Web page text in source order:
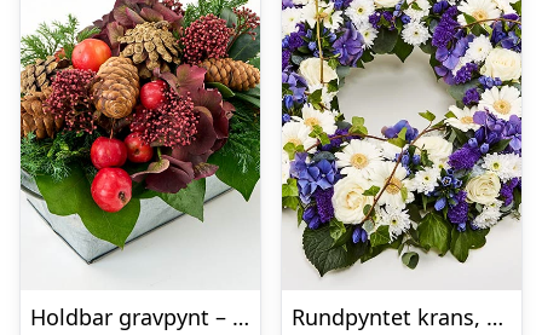
Holdbar gravpynt – Blomster til begravelse
Rundpyntet krans, blå og hvid – Blomster til begravelse